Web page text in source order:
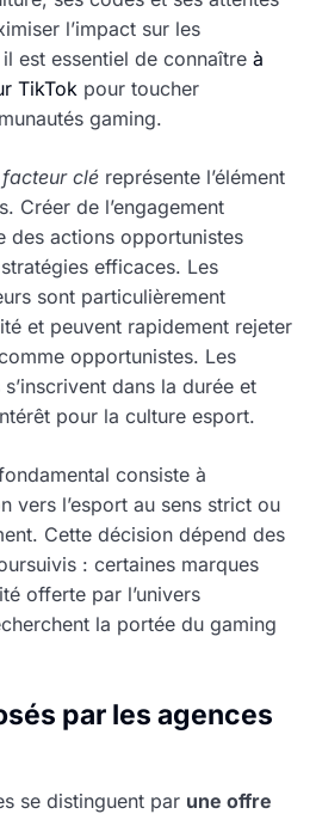
l’impact sur les
est essentiel de connaître à
TikTok pour toucher
gaming.
facteur clé représente l’élément
Créer de l’engagement
des actions opportunistes
efficaces. Les
sont particulièrement
et peuvent rapidement rejeter
opportunistes. Les
dans la durée et
pour la culture esport.
consiste à
vers l’esport au sens strict ou
Cette décision dépend des
: certaines marques
offerte par l’univers
la portée du gaming
par les agences
se distinguent par une offre